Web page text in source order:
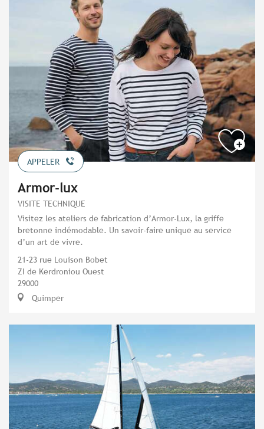
APPELER
Armor-lux
VISITE TECHNIQUE
Visitez les ateliers de fabrication d’Armor-Lux, la griffe
bretonne indémodable. Un savoir-faire unique au service
d’un art de vivre.
21-23 rue Louison Bobet
ZI de Kerdroniou Ouest
29000
Quimper